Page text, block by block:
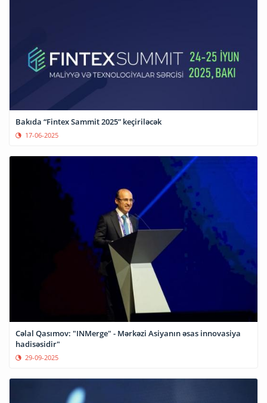
Bakıda “Fintex Sammit 2025” keçiriləcək
17-06-2025
Cəlal Qasımov: "INMerge" - Mərkəzi Asiyanın əsas innovasiya
hadisəsidir"
29-09-2025